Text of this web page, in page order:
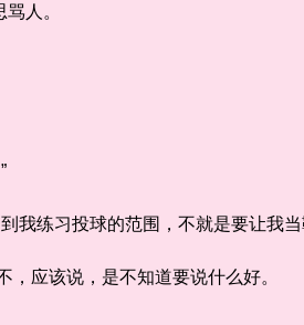
人。
练习投球的范围，不就是要让我当
应该说，是不知道要说什么好。